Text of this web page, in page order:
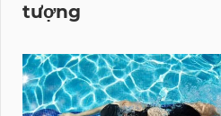
tượng